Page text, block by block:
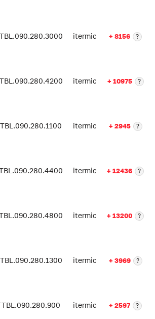
itermic + 8156 ?
itermic + 10975 ?
itermic + 2945 ?
itermic + 12436 ?
itermic + 13200 ?
itermic + 3969 ?
itermic + 2597 ?